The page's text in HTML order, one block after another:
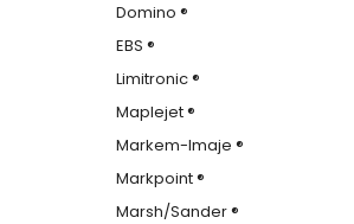
Domino ®
EBS ®
Limitronic ®
Maplejet ®
Markem-Imaje ®
Markpoint ®
Marsh/Sander ®